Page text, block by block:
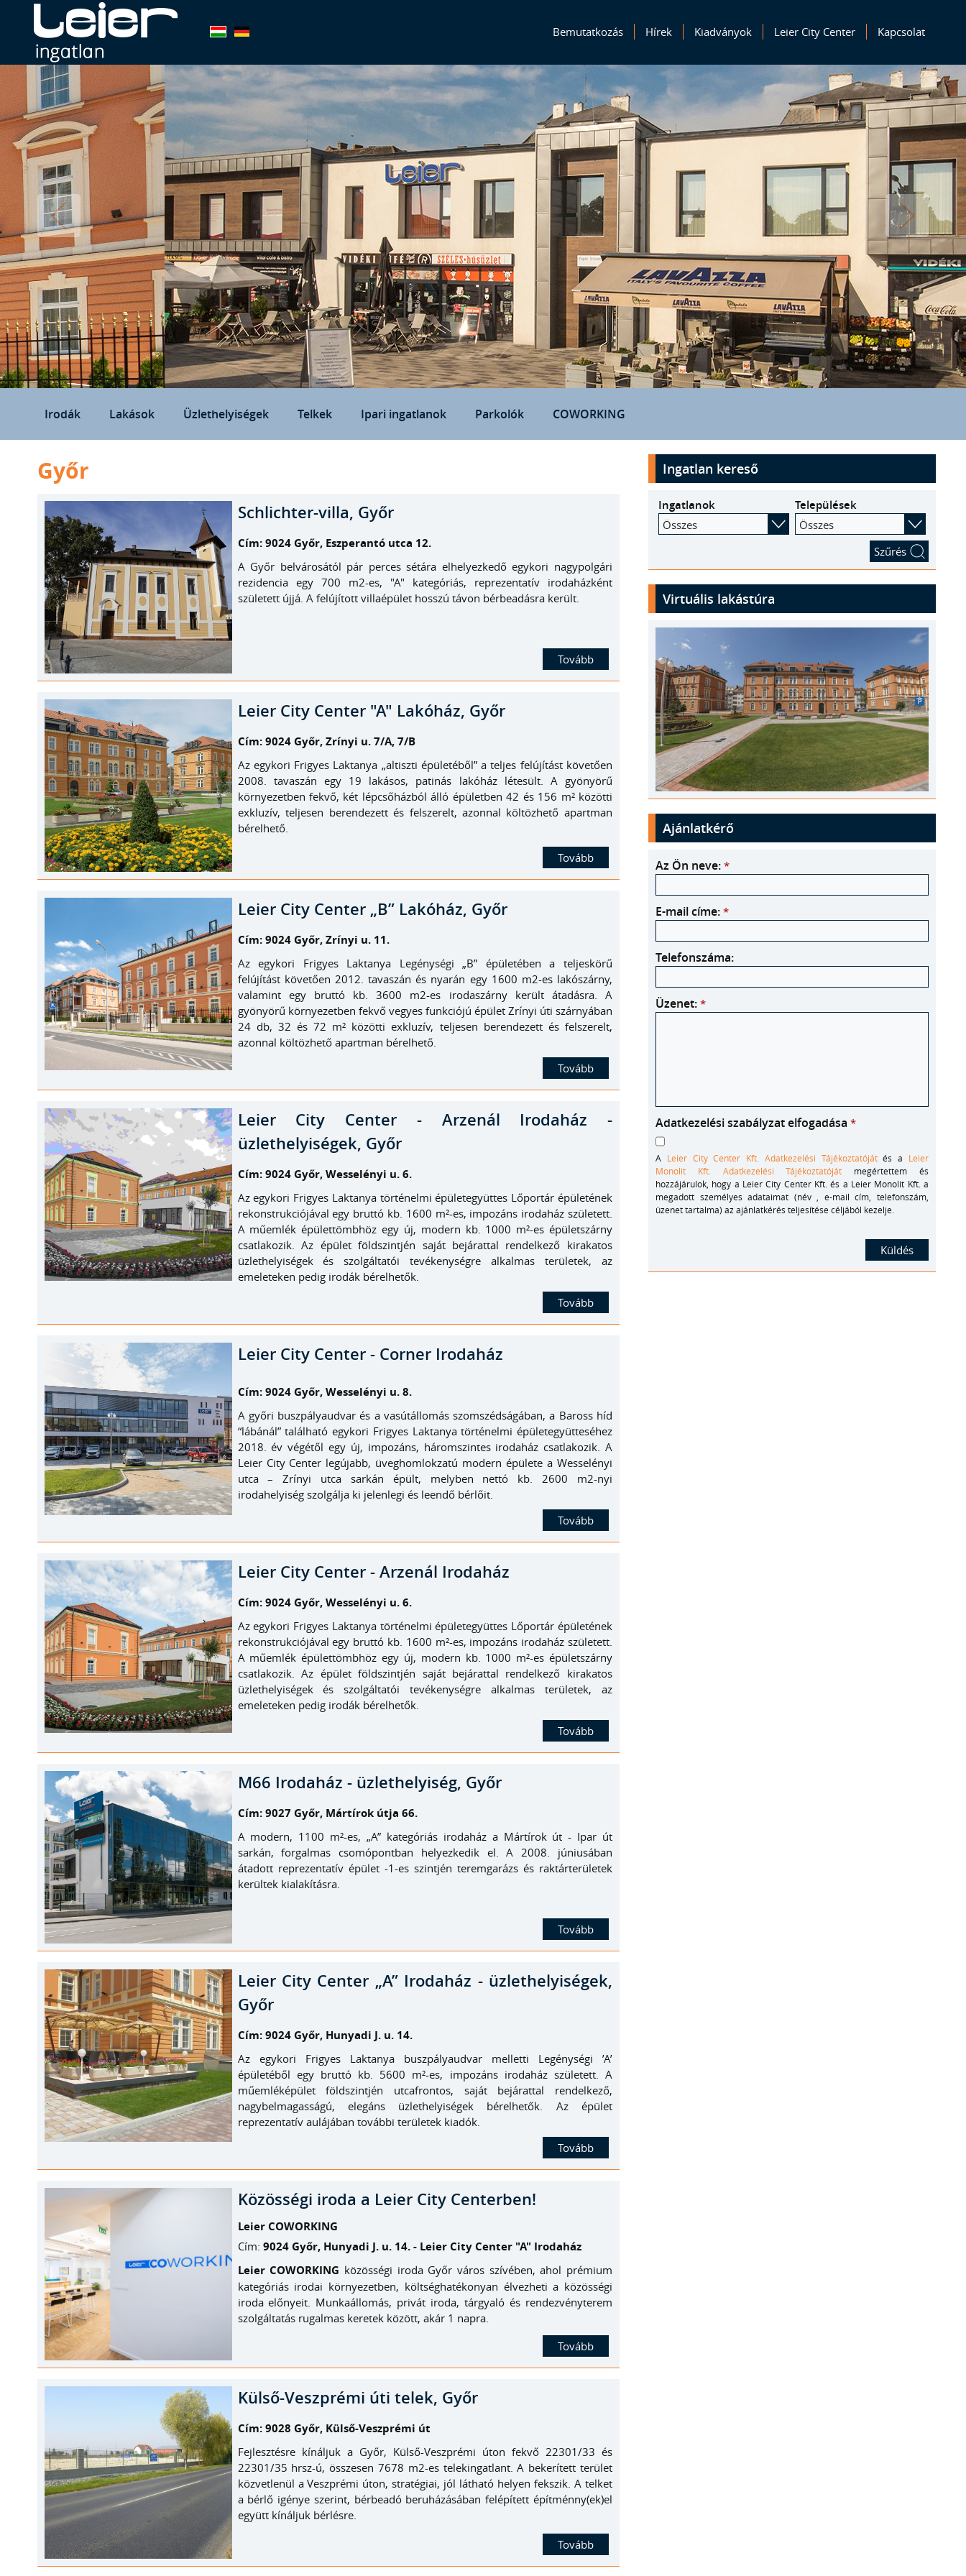
Bemutatkozás Hírek Kiadványok Leier City Center Kapcsolat
Irodák Lakások Üzlethelyiségek Telkek Ipari ingatlanok Parkolók COWORKING
Győr
Schlichter-villa, Győr
Cím: 9024 Győr, Eszperantó utca 12.
A Győr belvárosától pár perces sétára elhelyezkedő egykori nagypolgári
rezidencia egy 700 m2-es, "A" kategóriás, reprezentatív irodaházként
született újjá. A felújított villaépület hosszú távon bérbeadásra került.
Tovább
Leier City Center "A" Lakóház, Győr
Cím: 9024 Győr, Zrínyi u. 7/A, 7/B
Az egykori Frigyes Laktanya „altiszti épületéből” a teljes felújítást követően
2008. tavaszán egy 19 lakásos, patinás lakóház létesült. A gyönyörű
környezetben fekvő, két lépcsőházból álló épületben 42 és 156 m² közötti
exkluzív, teljesen berendezett és felszerelt, azonnal költözhető apartman
bérelhető.
Tovább
Leier City Center „B” Lakóház, Győr
Cím: 9024 Győr, Zrínyi u. 11.
Az egykori Frigyes Laktanya Legénységi „B” épületében a teljeskörű
felújítást követően 2012. tavaszán és nyarán egy 1600 m2-es lakószárny,
valamint egy bruttó kb. 3600 m2-es irodaszárny került átadásra. A
gyönyörű környezetben fekvő vegyes funkciójú épület Zrínyi úti szárnyában
24 db, 32 és 72 m² közötti exkluzív, teljesen berendezett és felszerelt,
azonnal költözhető apartman bérelhető.
Tovább
Leier City Center - Arzenál Irodaház -
üzlethelyiségek, Győr
Cím: 9024 Győr, Wesselényi u. 6.
Az egykori Frigyes Laktanya történelmi épületegyüttes Lőportár épületének
rekonstrukciójával egy bruttó kb. 1600 m²-es, impozáns irodaház született.
A műemlék épülettömbhöz egy új, modern kb. 1000 m²-es épületszárny
csatlakozik. Az épület földszintjén saját bejárattal rendelkező kirakatos
üzlethelyiségek és szolgáltatói tevékenységre alkalmas területek, az
emeleteken pedig irodák bérelhetők.
Tovább
Leier City Center - Corner Irodaház
Cím: 9024 Győr, Wesselényi u. 8.
A győri buszpályaudvar és a vasútállomás szomszédságában, a Baross híd
“lábánál” található egykori Frigyes Laktanya történelmi épületegyütteséhez
2018. év végétől egy új, impozáns, háromszintes irodaház csatlakozik. A
Leier City Center legújabb, üveghomlokzatú modern épülete a Wesselényi
utca – Zrínyi utca sarkán épült, melyben nettó kb. 2600 m2-nyi
irodahelyiség szolgálja ki jelenlegi és leendő bérlőit.
Tovább
Leier City Center - Arzenál Irodaház
Cím: 9024 Győr, Wesselényi u. 6.
Az egykori Frigyes Laktanya történelmi épületegyüttes Lőportár épületének
rekonstrukciójával egy bruttó kb. 1600 m²-es, impozáns irodaház született.
A műemlék épülettömbhöz egy új, modern kb. 1000 m²-es épületszárny
csatlakozik. Az épület földszintjén saját bejárattal rendelkező kirakatos
üzlethelyiségek és szolgáltatói tevékenységre alkalmas területek, az
emeleteken pedig irodák bérelhetők.
Tovább
M66 Irodaház - üzlethelyiség, Győr
Cím: 9027 Győr, Mártírok útja 66.
A modern, 1100 m²-es, „A” kategóriás irodaház a Mártírok út - Ipar út
sarkán, forgalmas csomópontban helyezkedik el. A 2008. júniusában
átadott reprezentatív épület -1-es szintjén teremgarázs és raktárterületek
kerültek kialakításra.
Tovább
Leier City Center „A” Irodaház - üzlethelyiségek,
Győr
Cím: 9024 Győr, Hunyadi J. u. 14.
Az egykori Frigyes Laktanya buszpályaudvar melletti Legénységi ’A’
épületéből egy bruttó kb. 5600 m²-es, impozáns irodaház született. A
műemléképület földszintjén utcafrontos, saját bejárattal rendelkező,
nagybelmagasságú, elegáns üzlethelyiségek bérelhetők. Az épület
reprezentatív aulájában további területek kiadók.
Tovább
Közösségi iroda a Leier City Centerben!
Leier COWORKING
Cím: 9024 Győr, Hunyadi J. u. 14. - Leier City Center "A" Irodaház
Leier COWORKING közösségi iroda Győr város szívében, ahol prémium
kategóriás irodai környezetben, költséghatékonyan élvezheti a közösségi
iroda előnyeit. Munkaállomás, privát iroda, tárgyaló és rendezvényterem
szolgáltatás rugalmas keretek között, akár 1 napra.
Tovább
Külső-Veszprémi úti telek, Győr
Cím: 9028 Győr, Külső-Veszprémi út
Fejlesztésre kínáljuk a Győr, Külső-Veszprémi úton fekvő 22301/33 és
22301/35 hrsz-ú, összesen 7678 m2-es telekingatlant. A bekerített terület
közvetlenül a Veszprémi úton, stratégiai, jól látható helyen fekszik. A telket
a bérlő igénye szerint, bérbeadó beruházásában felépített építménny(ek)el
együtt kínáljuk bérlésre.
Tovább
Ingatlan kereső
Ingatlanok
Összes
Települések
Összes
Virtuális lakástúra
Ajánlatkérő
Az Ön neve: *
E-mail címe: *
Telefonszáma:
Üzenet: *
Adatkezelési szabályzat elfogadása *
A Leier City Center Kft. Adatkezelési Tájékoztatójátés a Leier
Monolit Kft. Adatkezelési Tájékoztatóját megértettem és
hozzájárulok, hogy a Leier City Center Kft. és a Leier Monolit Kft. a
megadott személyes adataimat (név , e-mail cím, telefonszám,
üzenet tartalma) az ajánlatkérés teljesítése céljából kezelje.